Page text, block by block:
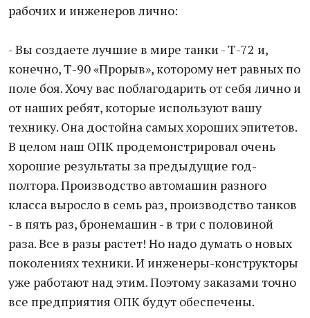
рабочих и инженеров лично:
- Вы создаете лучшие в мире танки - Т-72 и,
конечно, Т-90 «Прорыв», которому нет равных по
поле боя. Хочу вас поблагодарить от себя лично и
от наших ребят, которые используют вашу
технику. Она достойна самых хороших эпитетов.
В целом наш ОПК продемонстрировал очень
хорошие результаты за предыдущие год-
полтора. Производство автомашин разного
класса выросло в семь раз, производство танков
- в пять раз, бронемашин - в три с половиной
раза. Все в разы растет! Но надо думать о новых
поколениях техники. И инженеры-конструкторы
уже работают над этим. Поэтому заказами точно
все предприятия ОПК будут обеспечены.